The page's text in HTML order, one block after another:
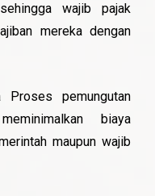
wajib pajak
mereka dengan
Proses pemungutan
biaya
maupun wajib